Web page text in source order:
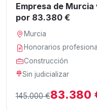
Empresa de
por 83.380 €
Murcia
Honorarios
Construcción
Sin judicializar
145.000 €83.380